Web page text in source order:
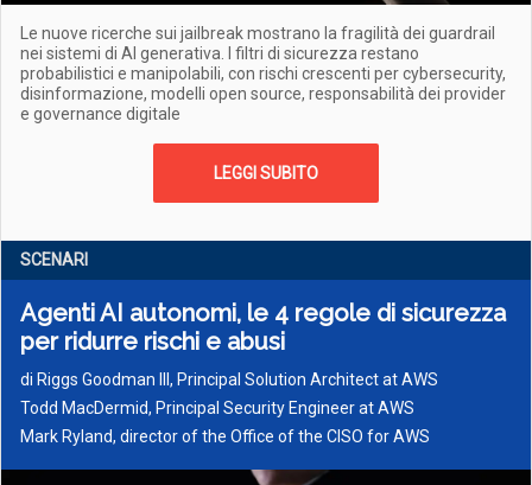
Le nuove ricerche sui jailbreak mostrano la fragilità dei guardrail
nei sistemi di AI generativa. I filtri di sicurezza restano
probabilistici e manipolabili, con rischi crescenti per cybersecurity,
disinformazione, modelli open source, responsabilità dei provider
e governance digitale
LEGGI SUBITO
SCENARI
Agenti AI autonomi, le 4 regole di sicurezza
per ridurre rischi e abusi
di Riggs Goodman III, Principal Solution Architect at AWS
Todd MacDermid, Principal Security Engineer at AWS
Mark Ryland, director of the Office of the CISO for AWS